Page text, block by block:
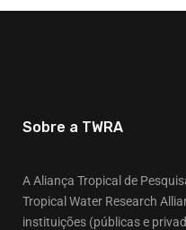
Sobre a TWRA
A Aliança Tropical de
Tropical Water Research
instituições (públicas e